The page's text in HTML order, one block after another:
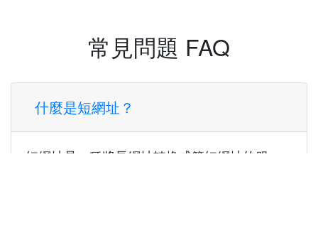
常見問題 FAQ
什麼是短網址？
短網址是一種將長網址轉換成簡短網址的服